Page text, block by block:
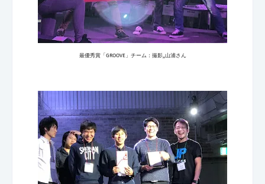
最優秀賞「GROOVE」チーム：撮影,,山浦さん